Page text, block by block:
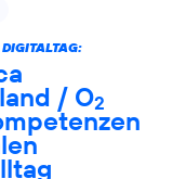
/ O2